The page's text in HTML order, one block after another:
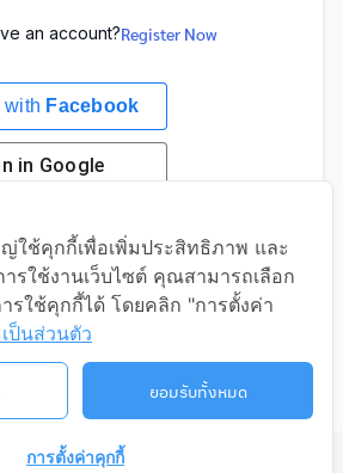
an account?Register Now
with Facebook
in Google
Sign in with Google
ALL RIGHTS RESERVED.
ใช้คุกกี้เพื่อเพิ่มประสิทธิภาพ และ
รใช้งานเว็บไซต์ คุณสามารถเลือก
รใช้คุกกี้ได้ โดยคลิก "การตั้งค่า
ป็นส่วนตัว
ยอมรับทั้งหมด
การตั้งค่าคุกกี้